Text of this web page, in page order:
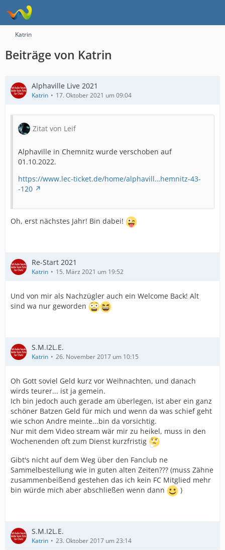
Katrin
Beiträge von Katrin
Alphaville Live 2021
Katrin 17. Oktober 2021 um 09:04
Zitat von Leif
Alphaville in Chemnitz wurde verschoben auf
01.10.2022.
https://www.lec-ticket.de/home/alphavill…hemnitz-43-
-120
Oh, erst nächstes Jahr! Bin dabei!
Re-Start 2021
Katrin 15. März 2021 um 19:52
Und von mir als Nachzügler auch ein Welcome Back! Alt
sind wa nur geworden
S.M.I2L.E.
Katrin 26. November 2017 um 10:15
Oh Gott soviel Geld kurz vor Weihnachten, und danach
wirds teurer... ist ja gemein.
Ich bin jedoch auch gerade am überlegen, ist aber ein ganz
schöner Batzen Geld für mich und wenn da was schief geht
wie schon Andre meinte...bin da vorsichtig.
Nur mit dem Video stream wär mir zu heikel, muss in den
Wochenenden oft zum Dienst kurzfristig
Gibt's nicht auf dem Weg über den Fanclub ne
Sammelbestellung wie in guten alten Zeiten??? (muss Zähne
zusammenbeißend gestehen das ich kein FC Mitglied mehr
bin würde mich aber abschließen wenn dann
)
S.M.I2L.E.
Katrin 23. Oktober 2017 um 23:14